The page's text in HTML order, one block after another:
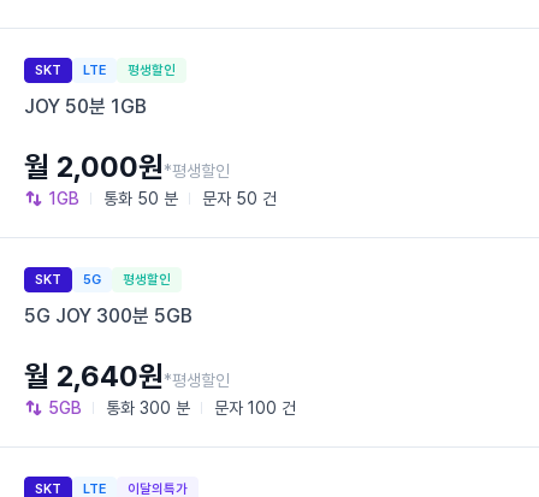
SKT LTE 평생할인
JOY 50분 1GB
1GB 통화 50 분 문자 50 건
월 2,000원*평생할인
SKT 5G 평생할인
5G JOY 300분 5GB
5GB 통화 300 분 문자 100 건
월 2,640원*평생할인
SKT LTE 이달의특가